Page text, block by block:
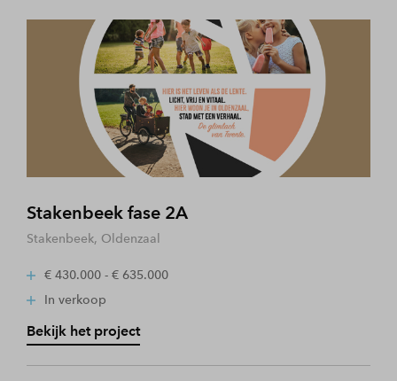
Stakenbeek fase 2A
Stakenbeek, Oldenzaal
€ 430.000 - € 635.000
In verkoop
Bekijk het project